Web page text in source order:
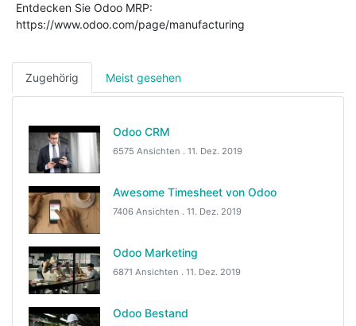
Entdecken Sie Odoo MRP:
https://www.odoo.com/page/manufacturing
Zugehörig Meist gesehen
Odoo CRM
6575 Ansichten . 11. Dez. 2019
Awesome Timesheet von Odoo
7406 Ansichten . 11. Dez. 2019
Odoo Marketing
6871 Ansichten . 11. Dez. 2019
Odoo Bestand